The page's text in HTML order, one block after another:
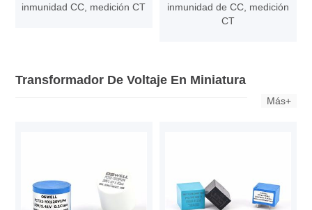
inmunidad CC, medición CT
inmunidad de CC, medición
CT
Transformador De Voltaje En Miniatura
Más+